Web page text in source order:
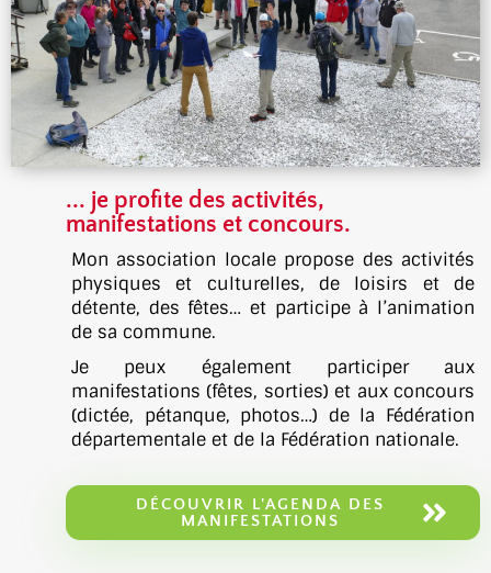
... je profite des activités,
manifestations et concours.​
Mon association locale propose des activités
physiques et culturelles, de loisirs et de
détente, des fêtes… et participe à l’animation
de sa commune.
Je peux également participer aux
manifestations (fêtes, sorties) et aux concours
(dictée, pétanque, photos…) de la Fédération
départementale et de la Fédération nationale.
DÉCOUVRIR L'AGENDA DES
MANIFESTATIONS